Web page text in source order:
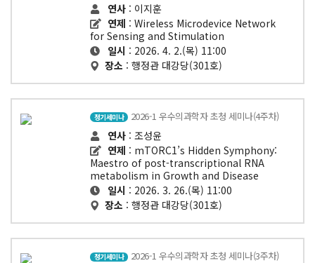
연사 : 이지훈
연제 : Wireless Microdevice Network
for Sensing and Stimulation
일시 : 2026. 4. 2.(목) 11:00
장소 : 행정관 대강당(301호)
정기세미나 2026-1 우수의과학자 초청 세미나(4주차)
연사 : 조성윤
연제 : mTORC1’s Hidden Symphony:
Maestro of post-transcriptional RNA
metabolism in Growth and Disease
일시 : 2026. 3. 26.(목) 11:00
장소 : 행정관 대강당(301호)
정기세미나 2026-1 우수의과학자 초청 세미나(3주차)